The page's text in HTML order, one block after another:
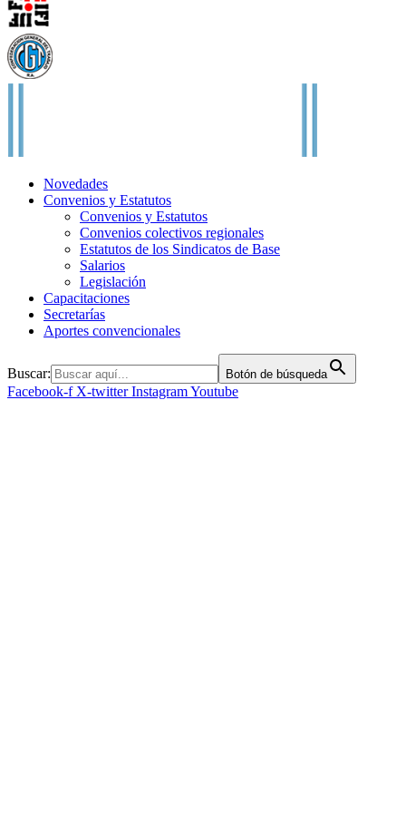
Novedades
Convenios y Estatutos
Convenios y Estatutos
Convenios colectivos regionales
Estatutos de los Sindicatos de Base
Salarios
Legislación
Capacitaciones
Secretarías
Aportes convencionales
Buscar: Botón de búsqueda
Facebook-f X-twitter InstagramYoutube